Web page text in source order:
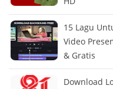
15 Lagu
Video
& Gratis
Download